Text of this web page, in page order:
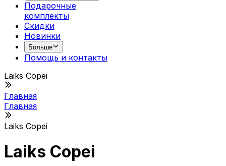
Подарочные
комплекты
Скидки
Новинки
Больше
Помощь и контакты
Laiks Copei
Главная
Главная
Laiks Copei
Laiks Copei